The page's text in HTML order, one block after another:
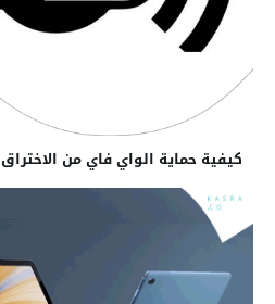
كيفية حماية الواي فاي من الاختراق te data؟